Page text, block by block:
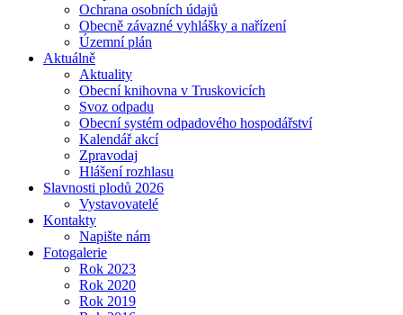
Ochrana osobních údajů
Obecně závazné vyhlášky a nařízení
Územní plán
Aktuálně
Aktuality
Obecní knihovna v Truskovicích
Svoz odpadu
Obecní systém odpadového hospodářství
Kalendář akcí
Zpravodaj
Hlášení rozhlasu
Slavnosti plodů 2026
Vystavovatelé
Kontakty
Napište nám
Fotogalerie
Rok 2023
Rok 2020
Rok 2019